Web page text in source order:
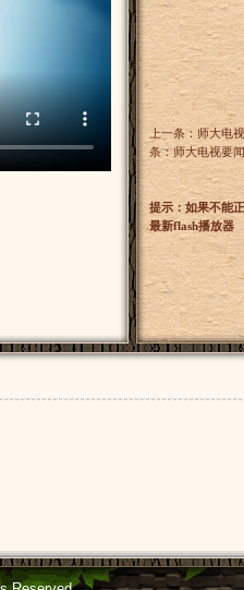
上一条：师大电
条：师大电视要
提示：如果不能
最新flash播放器